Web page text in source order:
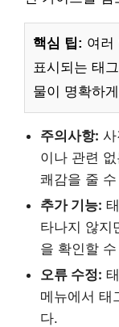
핵심 팁: 여러
표시되는 태
물이 명확하
주의사항:
이나 관련
쾌감을 줄
추가 기능:
타나지 않지
을 확인할
오류 수정:
메뉴에서 태
다.